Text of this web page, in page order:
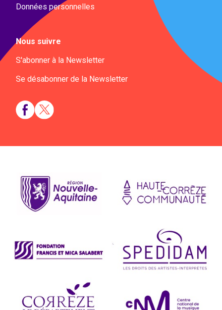
Données personnelles
Nous suivre
S'abonner à la Newsletter
Se désabonner de la Newsletter